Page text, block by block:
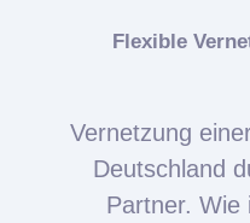
Flexible
Vernetzung
Deutschland
Partner. Wie